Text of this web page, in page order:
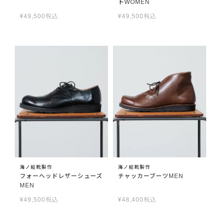
¥49,500 税込
トWOMEN
¥49,500 税込
海ノ絵靴製作
フォーヘッドレザーシューズ
MEN
¥49,500 税込
海ノ絵靴製作
チャッカーブーツMEN
¥48,400 税込